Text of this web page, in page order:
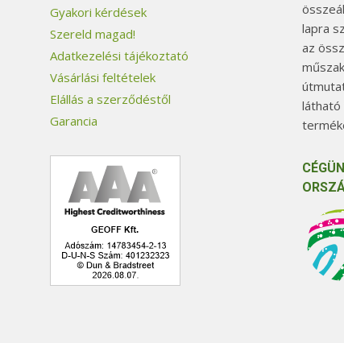
Gyakori kérdések
Szereld magad!
Adatkezelési tájékoztató
Vásárlási feltételek
Elállás a szerződéstől
Garancia
lapra
az
látható